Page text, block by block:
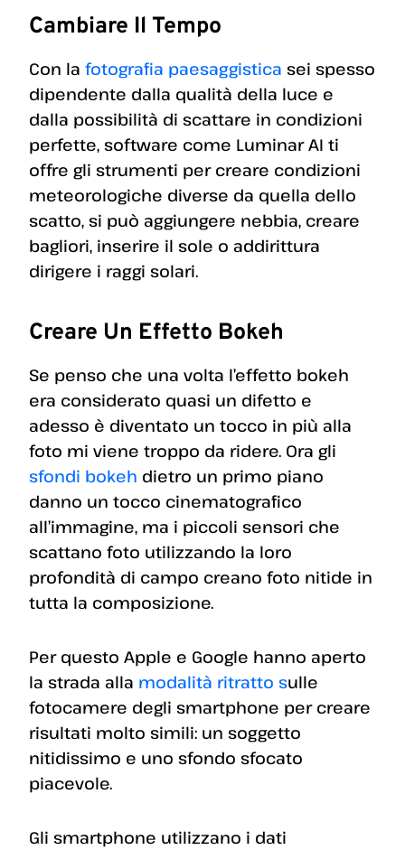
Cambiare Il Tempo
Con la fotografia paesaggistica sei spesso
dipendente dalla qualità della luce e
dalla possibilità di scattare in condizioni
perfette, software come Luminar AI ti
offre gli strumenti per creare condizioni
meteorologiche diverse da quella dello
scatto, si può aggiungere nebbia, creare
bagliori, inserire il sole o addirittura
dirigere i raggi solari.
Creare Un Effetto Bokeh
Se penso che una volta l’effetto bokeh
era considerato quasi un difetto e
adesso è diventato un tocco in più alla
foto mi viene troppo da ridere. Ora gli
sfondi bokeh dietro un primo piano
danno un tocco cinematografico
all’immagine, ma i piccoli sensori che
scattano foto utilizzando la loro
profondità di campo creano foto nitide in
tutta la composizione.
Per questo Apple e Google hanno aperto
la strada alla modalità ritratto sulle
fotocamere degli smartphone per creare
risultati molto simili: un soggetto
nitidissimo e uno sfondo sfocato
piacevole.
Gli smartphone utilizzano i dati